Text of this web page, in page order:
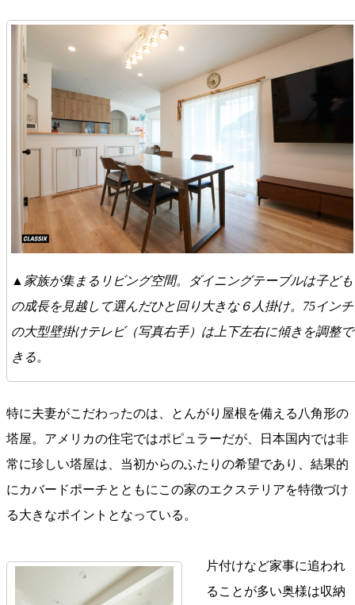
▲家族が集まるリビング空間。ダイニングテーブルは子ども
の成長を見越して選んだひと回り大きな６人掛け。75インチ
の大型壁掛けテレビ（写真右手）は上下左右に傾きを調整で
きる。
特に夫妻がこだわったのは、とんがり屋根を備える八角形の
塔屋。アメリカの住宅ではポピュラーだが、日本国内では非
常に珍しい塔屋は、当初からのふたりの希望であり、結果的
にカバードポーチとともにこの家のエクステリアを特徴づけ
る大きなポイントとなっている。
片付けなど家事に追われ
ることが多い奥様は収納